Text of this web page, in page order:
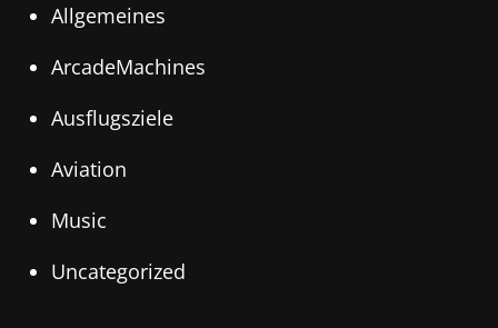
Allgemeines
ArcadeMachines
Ausflugsziele
Aviation
Music
Uncategorized